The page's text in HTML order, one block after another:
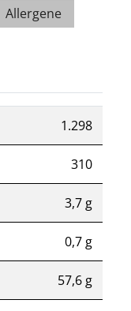
Allergene
1.298
310
3,7 g
0,7 g
57,6 g